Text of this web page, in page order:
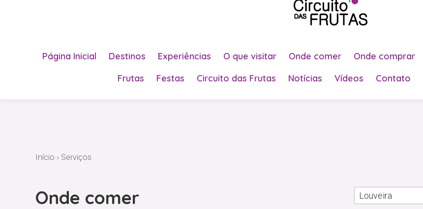
Página Inicial Destinos Experiências O que visitar Onde comer Onde comprar
Frutas
Festas Circuito das Frutas Notícias Vídeos Contato
Início › Serviços
Onde comer